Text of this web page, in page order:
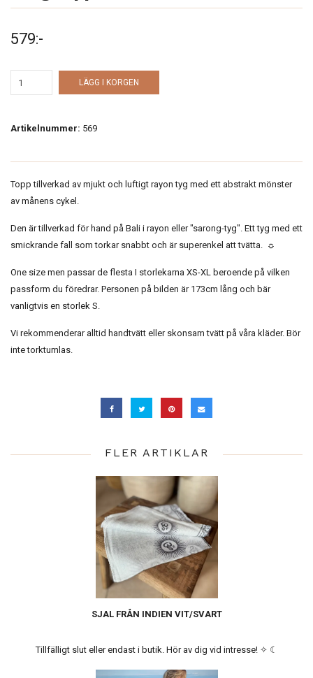
579:-
LÄGG I KORGEN
Artikelnummer: 569
Topp tillverkad av mjukt och luftigt rayon tyg med ett abstrakt mönster
av månens cykel.
Den är tillverkad för hand på Bali i rayon eller "sarong-tyg". Ett tyg med ett
smickrande fall som torkar snabbt och är superenkel att tvätta. ☼
One size men passar de flesta I storlekarna XS-XL beroende på vilken
passform du föredrar. Personen på bilden är 173cm lång och bär
vanligtvis en storlek S.
Vi rekommenderar alltid handtvätt eller skonsam tvätt på våra kläder. Bör
inte torktumlas.
FLER ARTIKLAR
SJAL FRÅN INDIEN VIT/SVART
Tillfälligt slut eller endast i butik. Hör av dig vid intresse! ✧ ☾